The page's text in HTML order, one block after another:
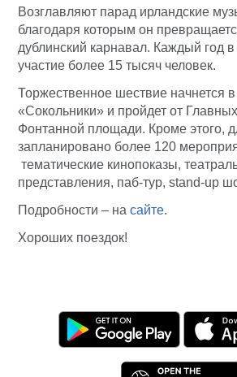
Возглавляют парад ирландские
благодаря которым он
дублинский карнавал. Каждый год
участие более 15 тысяч человек.
Торжественное шествие начнется в
«Сокольники» и пройдет от
Фонтанной площади. Кроме этого,
запланировано более 120
тематические кинопоказы,
представления, паб-тур, stand-up
Подробности – на сайте.
Хороших поездок!